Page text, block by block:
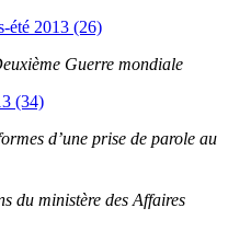
été 2013 (26)
Guerre mondiale
(34)
d’une prise de parole au
du ministère des Affaires